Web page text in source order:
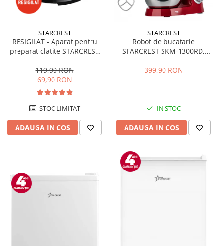
STARCREST
RESIGILAT - Aparat pentru
preparat clatite STARCREST
invelis ceramic antiaderent,
30 cm, Inox / Negru
119,90 RON
69,90 RON
STOC LIMITAT
ADAUGA IN COS
STARCREST
Robot de bucatarie
STARCREST SKM-1300RD,
Accesorii, 10 Viteze + Pulse,
399,90 RON
IN STOC
ADAUGA IN COS